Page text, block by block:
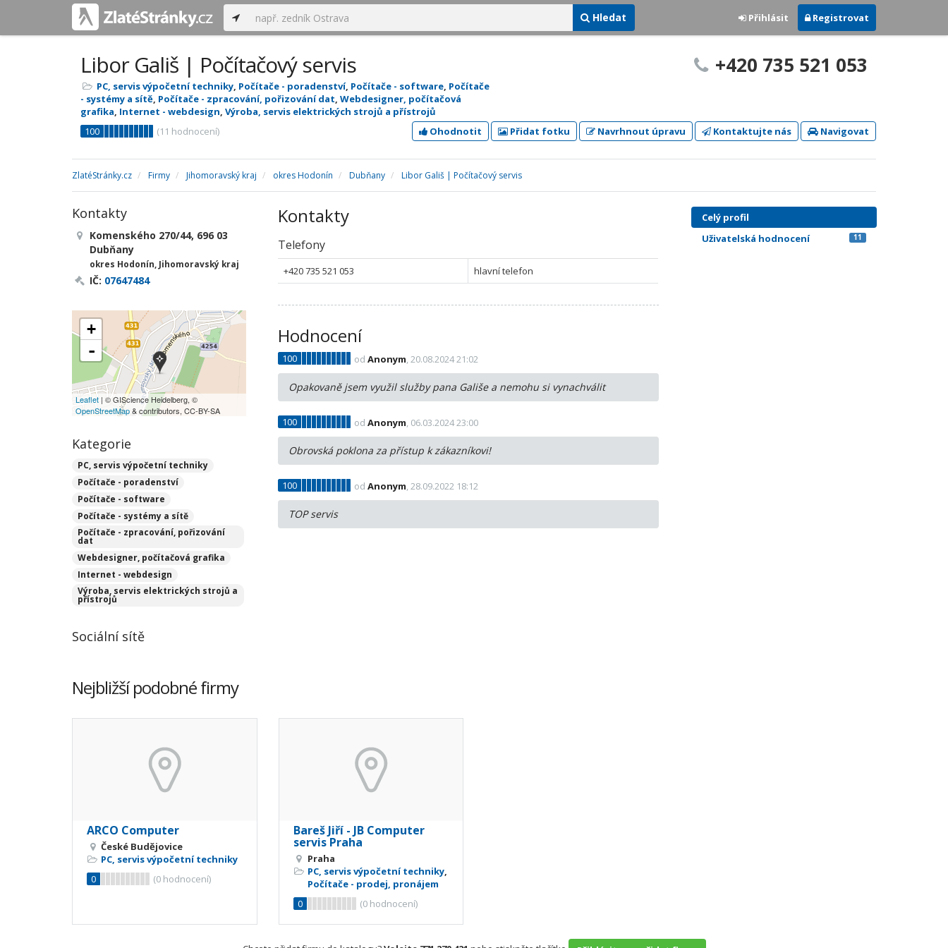
Hledat Přihlásit Registrovat
Libor Gališ | Počítačový servis
PC, servis výpočetní techniky, Počítače - poradenství, Počítače - software, Počítače
- systémy a sítě, Počítače - zpracování, pořizování dat, Webdesigner, počítačová
grafika, Internet - webdesign, Výroba, servis elektrických strojů a přístrojů
100
(11 hodnocení)
+420 735 521 053
Ohodnotit Přidat fotku Navrhnout úpravu Kontaktujte nás Navigovat
ZlatéStránky.cz Firmy Jihomoravský kraj okres Hodonín Dubňany Libor Gališ | Počítačový servis
Kontakty
Telefony
+420 735 521 053 hlavní telefon
Hodnocení
100 odAnonym, 20.08.2024 21:02
Opakovaně jsem využil služby pana Gališe a nemohu si vynachválit
100 odAnonym, 06.03.2024 23:00
Obrovská poklona za přístup k zákazníkovi!
100 odAnonym, 28.09.2022 18:12
TOP servis
Kontakty
Komenského 270/44, 696 03
Dubňany
okres Hodonín, Jihomoravský kraj
IČ: 07647484
+
-
Leaflet | © GIScience Heidelberg, ©
OpenStreetMap& contributors, CC-BY-SA
Kategorie
PC, servis výpočetní techniky
Počítače - poradenství
Počítače - software
Počítače - systémy a sítě
Počítače - zpracování, pořizování
dat
Webdesigner, počítačová grafika
Internet - webdesign
Výroba, servis elektrických strojů a
přístrojů
Sociální sítě
Celý profil
Uživatelská hodnocení
11
Nejbližší podobné firmy
ARCO Computer
České Budějovice
PC, servis výpočetní techniky
0
(0 hodnocení)
Bareš Jiří - JB Computer
servis Praha
Praha
PC, servis výpočetní techniky,
Počítače - prodej, pronájem
0
(0hodnocení)